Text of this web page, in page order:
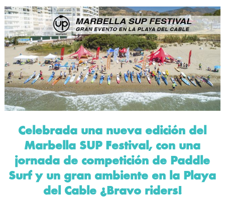
Celebrada una nueva edición del
Marbella SUP Festival, con una
jornada de competición de Paddle
Surf y un gran ambiente en la Playa
del Cable ¡Bravo riders!